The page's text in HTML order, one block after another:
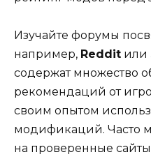
Изучайте форумы
например, Reddit или
содержат множество
рекомендаций от
своим опытом
модификаций. Часто
на проверенные